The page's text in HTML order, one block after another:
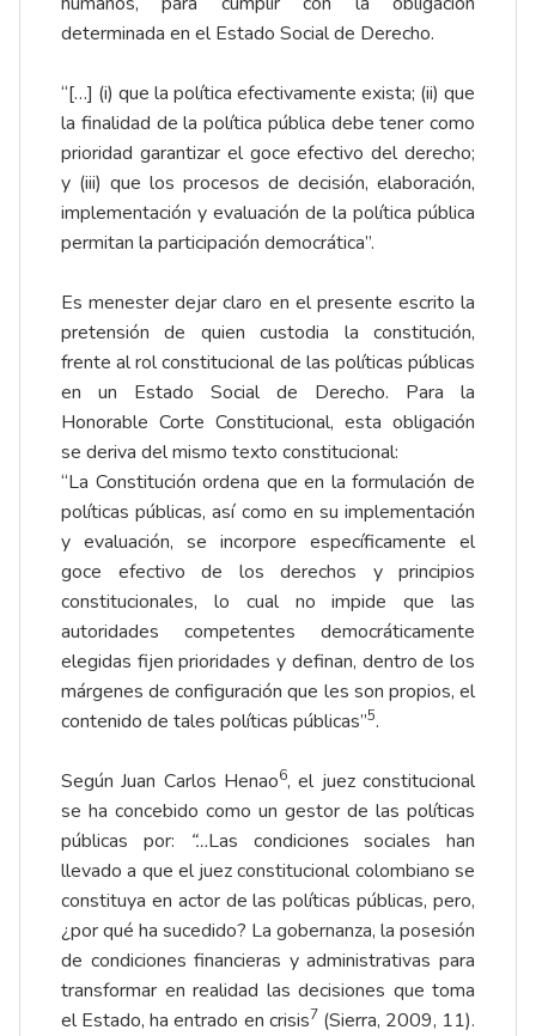
determinada en el Estado Social de Derecho.
“[…] (i) que la política efectivamente exista; (ii) que
la finalidad de la política pública debe tener como
prioridad garantizar el goce efectivo del derecho;
y (iii) que los procesos de decisión, elaboración,
implementación y evaluación de la política pública
permitan la participación democrática”.
Es menester dejar claro en el presente escrito la
pretensión de quien custodia la constitución,
frente al rol constitucional de las políticas públicas
en un Estado Social de Derecho. Para la
Honorable Corte Constitucional, esta obligación
se deriva del mismo texto constitucional:
“La Constitución ordena que en la formulación de
políticas públicas, así como en su implementación
y evaluación, se incorpore específicamente el
goce efectivo de los derechos y principios
constitucionales, lo cual no impide que las
autoridades competentes democráticamente
elegidas fijen prioridades y definan, dentro de los
márgenes de configuración que les son propios, el
contenido de tales políticas públicas”5.
Según Juan Carlos Henao6, el juez constitucional
se ha concebido como un gestor de las políticas
públicas por:
“…Las condiciones sociales han
llevado a que el juez constitucional colombiano se
constituya en actor de las políticas públicas, pero,
¿por qué ha sucedido? La gobernanza, la posesión
de condiciones financieras y administrativas para
transformar en realidad las decisiones que toma
el Estado, ha entrado en crisis7 (Sierra, 2009, 11).